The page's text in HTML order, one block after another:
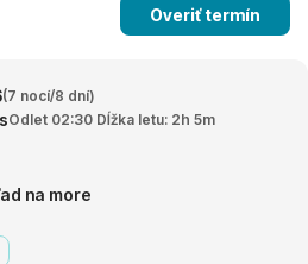
Overiť termín
(7 nocí/8 dní)
Odlet 02:30 Dĺžka letu: 2h 5m
na more